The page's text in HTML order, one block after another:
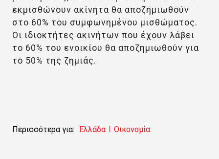
εκμισθώνουν ακίνητα θα αποζημιωθούν
στο 60% του συμφωνημένου μισθώματος.
Οι ιδιοκτήτες ακινήτων που έχουν λάβει
το 60% του ενοικίου θα αποζημιωθούν για
το 50% της ζημιάς.
Περισσότερα για: Ελλάδα Οικονομία